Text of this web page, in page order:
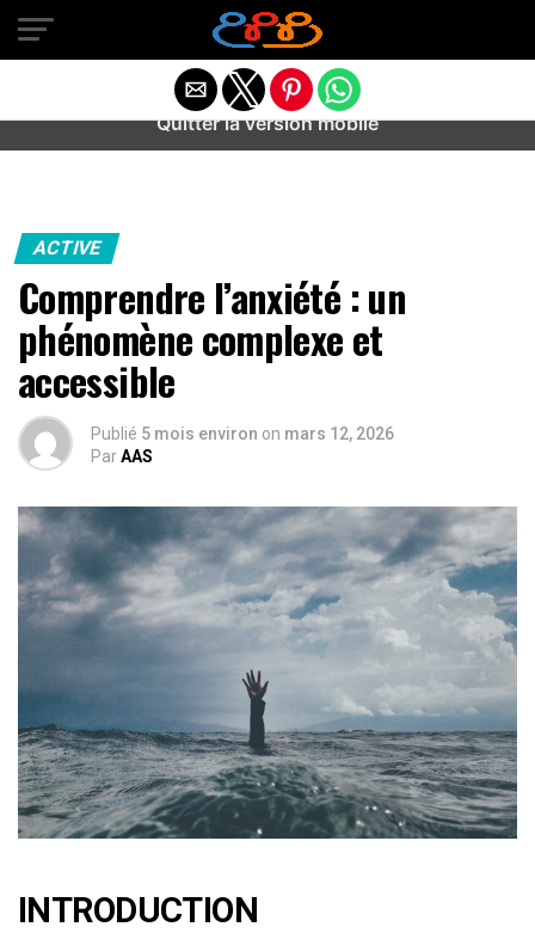
Warning
: preg_match(): Unknown modifier '/' in
/home/u589487443/domains/aideanxietestress.fr/
content/plugins/idev-post-views/includes/class-bots.php
ACTIVE
Comprendre l’anxiété : un
phénomène complexe et
accessible
Publié 5 mois environ on mars 12, 2026
ParAAS
INTRODUCTION
Quitter la version mobile